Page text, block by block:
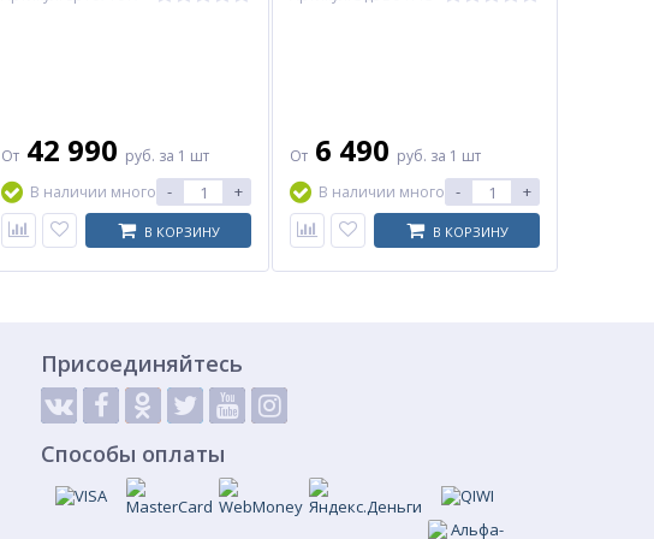
270
От 42 990 руб. за 1 шт
В наличии много - +
В КОРЗИНУ
От 6 490 руб. за 1 шт
В наличии много - +
В КОРЗИНУ
Присоединяйтесь
Способы оплаты